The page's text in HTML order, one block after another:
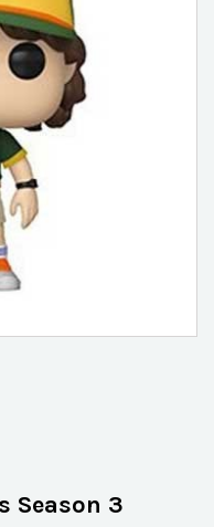
Season 3